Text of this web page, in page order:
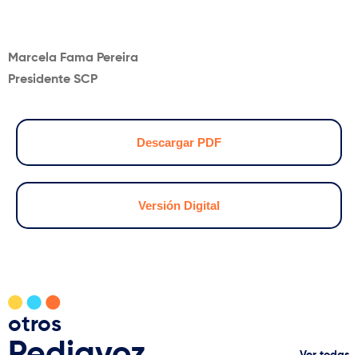
Marcela Fama Pereira
Presidente SCP
Descargar PDF
Versión Digital
otros